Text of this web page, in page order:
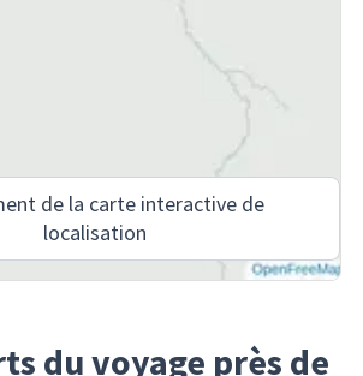
de la carte interactive de
localisation
du voyage près de